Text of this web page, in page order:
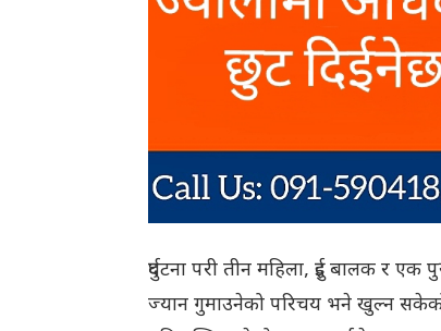
दुर्घटना परी तीन महिला, दुई बालक र
ज्यान गुमाउनेको परिचय भने खुल्न सकेको